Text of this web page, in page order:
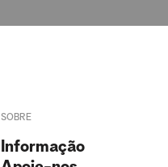
SOBRE
Informação